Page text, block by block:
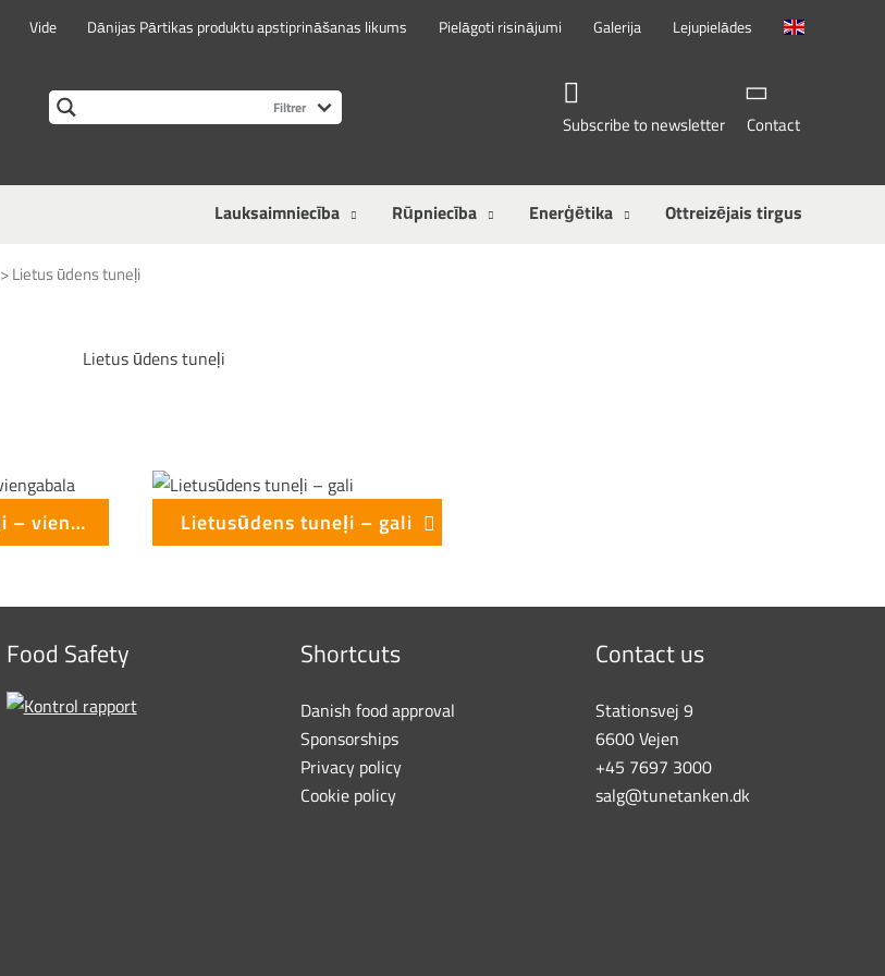
Vide Dānijas Pārtikas produktu apstiprināšanas likums Pielāgoti risinājumi Galerija Lejupielādes
Subscribe to newsletter Contact
Lauksaimniecība Rūpniecība Enerģētika Ottreizējais tirgus
>Lietus ūdens tuneļi
Lietus ūdens tuneļi
Lietusūdens tuneļi – viengabala Lietusūdens tuneļi – gali
Food Safety Shortcuts
Danish food approval
Sponsorships
Privacy policy
Cookie policy
Contact us
Stationsvej 9
6600 Vejen
+45 7697 3000
salg@tunetanken.dk